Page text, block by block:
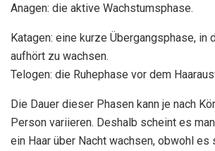
Anagen: die aktive Wachstumsphase.
Katagen: eine kurze Übergangsphase, in
aufhört zu wachsen.
Telogen: die Ruhephase vor dem
Die Dauer dieser Phasen kann je nach
Person variieren. Deshalb scheint es
ein Haar über Nacht wachsen, obwohl